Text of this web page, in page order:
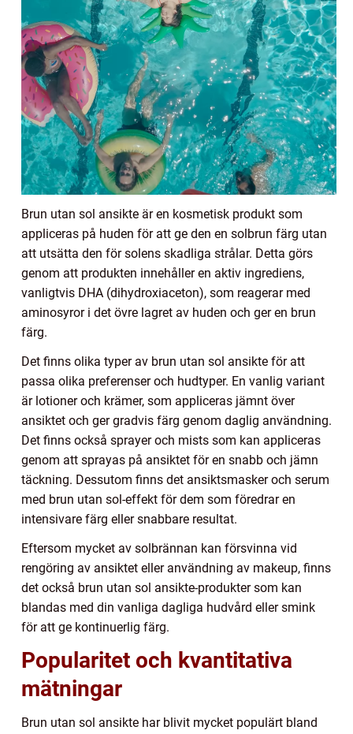
Brun utan sol ansikte är en kosmetisk produkt som
appliceras på huden för att ge den en solbrun färg utan
att utsätta den för solens skadliga strålar. Detta görs
genom att produkten innehåller en aktiv ingrediens,
vanligtvis DHA (dihydroxiaceton), som reagerar med
aminosyror i det övre lagret av huden och ger en brun
färg.
Det finns olika typer av brun utan sol ansikte för att
passa olika preferenser och hudtyper. En vanlig variant
är lotioner och krämer, som appliceras jämnt över
ansiktet och ger gradvis färg genom daglig användning.
Det finns också sprayer och mists som kan appliceras
genom att sprayas på ansiktet för en snabb och jämn
täckning. Dessutom finns det ansiktsmasker och serum
med brun utan sol-effekt för dem som föredrar en
intensivare färg eller snabbare resultat.
Eftersom mycket av solbrännan kan försvinna vid
rengöring av ansiktet eller användning av makeup, finns
det också brun utan sol ansikte-produkter som kan
blandas med din vanliga dagliga hudvård eller smink
för att ge kontinuerlig färg.
Popularitet och kvantitativa
mätningar
Brun utan sol ansikte har blivit mycket populärt bland